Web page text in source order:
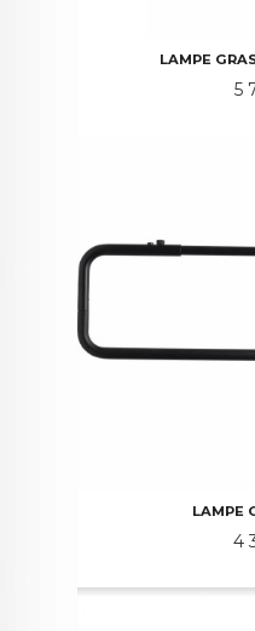
LAMPE
5
LAMPE
4